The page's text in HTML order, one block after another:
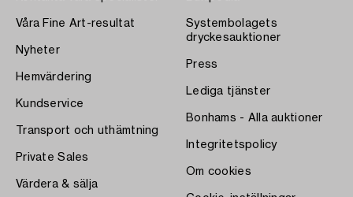
Våra Fine Art-resultat
Nyheter
Hemvärdering
Kundservice
Transport och uthämtning
Private Sales
Värdera & sälja
Systembolagets
dryckesauktioner
Press
Lediga tjänster
Bonhams - Alla auktioner
Integritetspolicy
Om cookies